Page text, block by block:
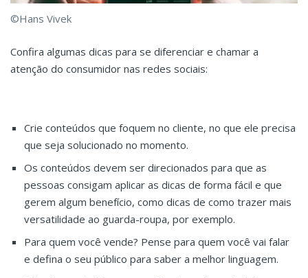
©Hans Vivek
Confira algumas dicas para se diferenciar e chamar a
atenção do consumidor nas redes sociais:
Crie conteúdos que foquem no cliente, no que ele precisa
que seja solucionado no momento.
Os conteúdos devem ser direcionados para que as
pessoas consigam aplicar as dicas de forma fácil e que
gerem algum benefício, como dicas de como trazer mais
versatilidade ao guarda-roupa, por exemplo.
Para quem você vende? Pense para quem você vai falar
e defina o seu público para saber a melhor linguagem.